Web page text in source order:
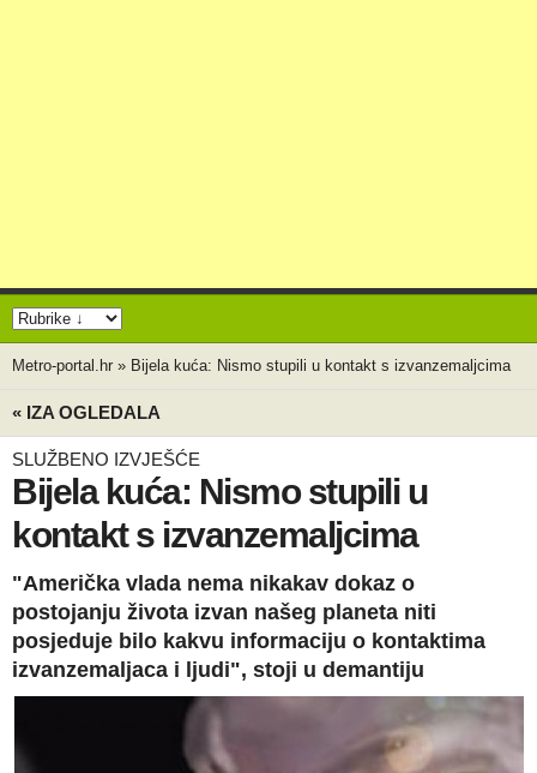
Metro-portal.hr » Bijela kuća: Nismo stupili u kontakt s izvanzemaljcima
« IZA OGLEDALA
SLUŽBENO IZVJEŠĆE
Bijela kuća: Nismo stupili u
kontakt s izvanzemaljcima
"Američka vlada nema nikakav dokaz o
postojanju života izvan našeg planeta niti
posjeduje bilo kakvu informaciju o kontaktima
izvanzemaljaca i ljudi", stoji u demantiju